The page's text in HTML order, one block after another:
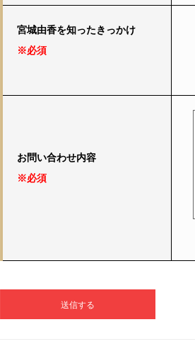
宮城由香を知ったきっかけ
※必須
お問い合わせ内容
※必須